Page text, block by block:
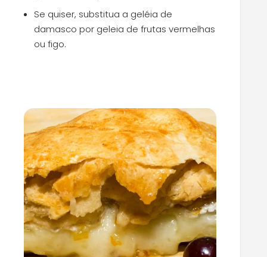
Se quiser, substitua a geléia de
damasco por geleia de frutas vermelhas
ou figo.